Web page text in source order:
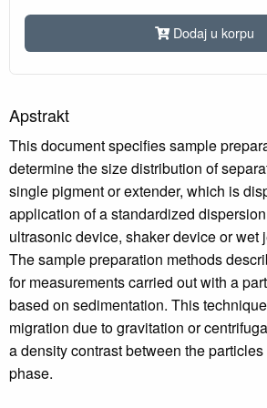
Dodaj u korpu
Apstrakt
This document specifies sample
determine the size distribution of
single pigment or extender, which is
application of a standardized
ultrasonic device, shaker device or wet
The sample preparation methods
for measurements carried out with a
based on sedimentation. This
migration due to gravitation or
a density contrast between the
phase.